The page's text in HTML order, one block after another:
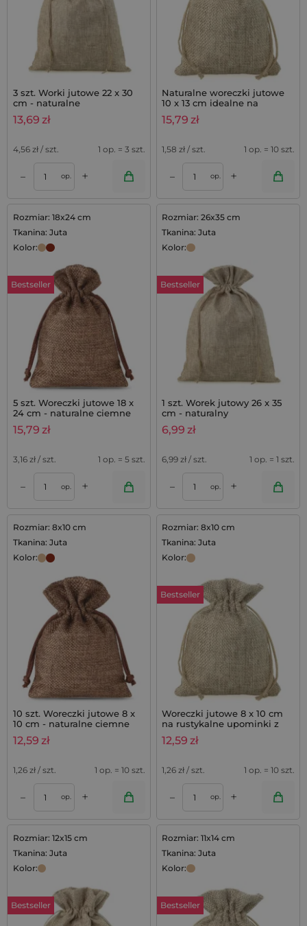
3 szt. Worki jutowe 22 x 30
cm - naturalne
13,69 zł
4,56 zł / szt. 1 op. = 3 szt.
– op. +
Naturalne woreczki jutowe
10 x 13 cm idealne na
mydełka lawendowe - 10 szt.
15,79 zł
1,58 zł / szt. 1 op. = 10 szt.
– op. +
Rozmiar: 18x24 cm
Tkanina: Juta
Kolor:
Bestseller
5 szt. Woreczki jutowe 18 x
24 cm - naturalne ciemne
15,79 zł
3,16 zł / szt. 1 op. = 5 szt.
– op. +
Rozmiar: 26x35 cm
Tkanina: Juta
Kolor:
Bestseller
1 szt. Worek jutowy 26 x 35
cm - naturalny
6,99 zł
6,99 zł / szt. 1 op. = 1 szt.
– op. +
Rozmiar: 8x10 cm
Tkanina: Juta
Kolor:
10 szt. Woreczki jutowe 8 x
10 cm - naturalne ciemne
12,59 zł
1,26 zł / szt. 1 op. = 10 szt.
– op. +
Rozmiar: 8x10 cm
Tkanina: Juta
Kolor:
Bestseller
Woreczki jutowe 8 x 10 cm
na rustykalne upominki z
lawendą - 10 szt.
12,59 zł
1,26 zł / szt. 1 op. = 10 szt.
– op. +
Rozmiar: 12x15 cm
Tkanina: Juta
Kolor:
Bestseller
Rozmiar: 11x14 cm
Tkanina: Juta
Kolor:
Bestseller